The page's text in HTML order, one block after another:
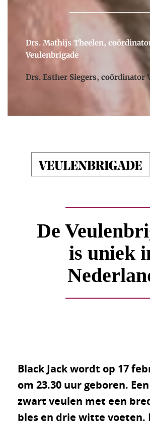
Drs. Mathijs Theelen,
Veulenbrigade
Drs. Esther Siegers, coördinator
De
is uniek
Black Jack wordt op 17
om 23.30 uur geboren.
zwart veulen met een
bles en drie witte voeten.